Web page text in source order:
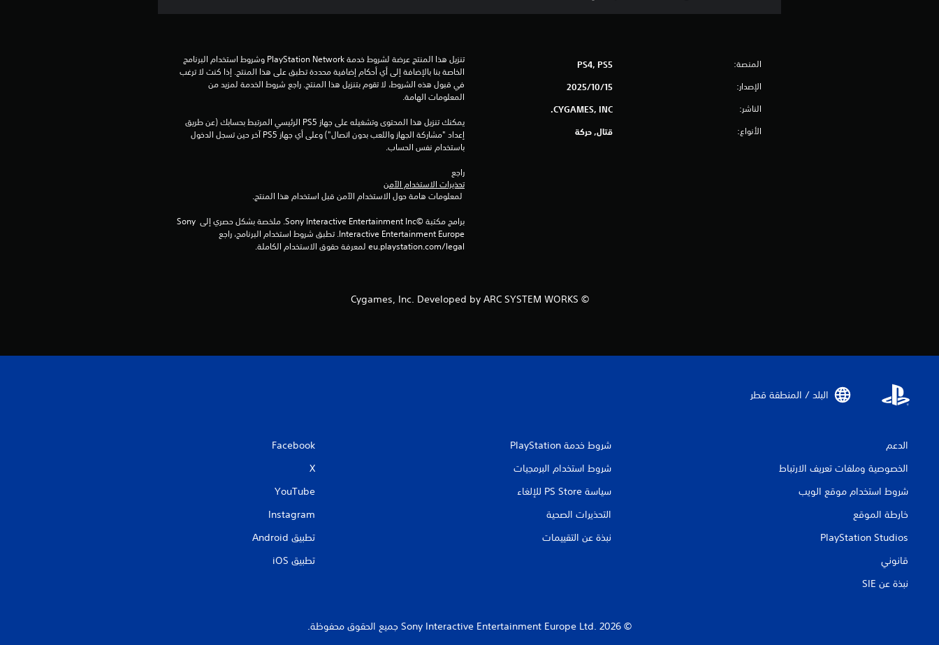
المنصة: PS4, PS5
الإصدار: 15‏/10‏/2025
الناشر: CYGAMES, INC.
الأنواع: قتال, حركة
الخاصة بنا بالإضافة إلى أي أحكام إضافية محددة تطبق على هذا المنتج. إذا كنت لا ترغب
في قبول هذه الشروط، لا تقوم بتنزيل هذا المنتج. راجع شروط الخدمة لمزيد من
المعلومات الهامة.
يمكنك تنزيل هذا المحتوى وتشغيله على جهاز PS5 الرئيسي المرتبط بحسابك (عن طريق
إعداد "مشاركة الجهاز واللعب بدون اتصال") وعلى أي جهاز PS5 آخر حين تسجل الدخول
باستخدام نفس الحساب.
راجع
تحذيرات الاستخدام الآمن
برامج مكتبة ©Sony Interactive Entertainment Inc. ملخصة بشكل حصري إلى Sony
eu.playstation.com/legal لمعرفة حقوق الاستخدام الكاملة.
© Cygames, Inc. Developed by ARC SYSTEM WORKS
البلد / المنطقة قطر‏
الدعم
الخصوصية وملفات تعريف الارتباط
شروط استخدام موقع الويب
خارطة الموقع
PlayStation Studios
قانوني
نبذة عن SIE‏
شروط خدمة PlayStation‏
شروط استخدام البرمجيات
سياسة PS Store للإلغاء
التحذيرات الصحية
نبذة عن التقييمات
Facebook
X
YouTube
Instagram
تطبيق Android‏
تطبيق iOS‏
‏© 2026 Sony Interactive Entertainment Europe Ltd.‎ جميع الحقوق محفوظة.